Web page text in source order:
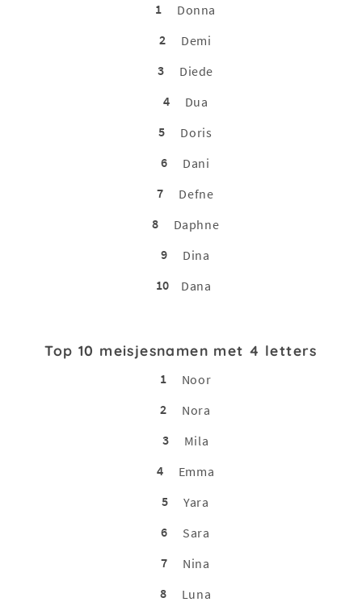
1
Donna
2
Demi
3
Diede
4
Dua
5
Doris
6
Dani
7
Defne
8
Daphne
9
Dina
10
Dana
Top 10 meisjesnamen met 4 letters
1
Noor
2
Nora
3
Mila
4
Emma
5
Yara
6
Sara
7
Nina
8
Luna